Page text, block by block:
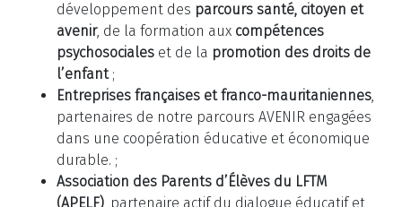
développement des parcours santé, citoyen et
avenir, de la formation aux compétences
psychosociales et de la promotion des droits de
l’enfant;
Entreprises françaises et franco-mauritaniennes,
partenaires de notre parcours AVENIR engagées
dans une coopération éducative et économique
durable. ;
Association des Parents d’Élèves du LFTM
(APELF), partenaire actif du dialogue éducatif et